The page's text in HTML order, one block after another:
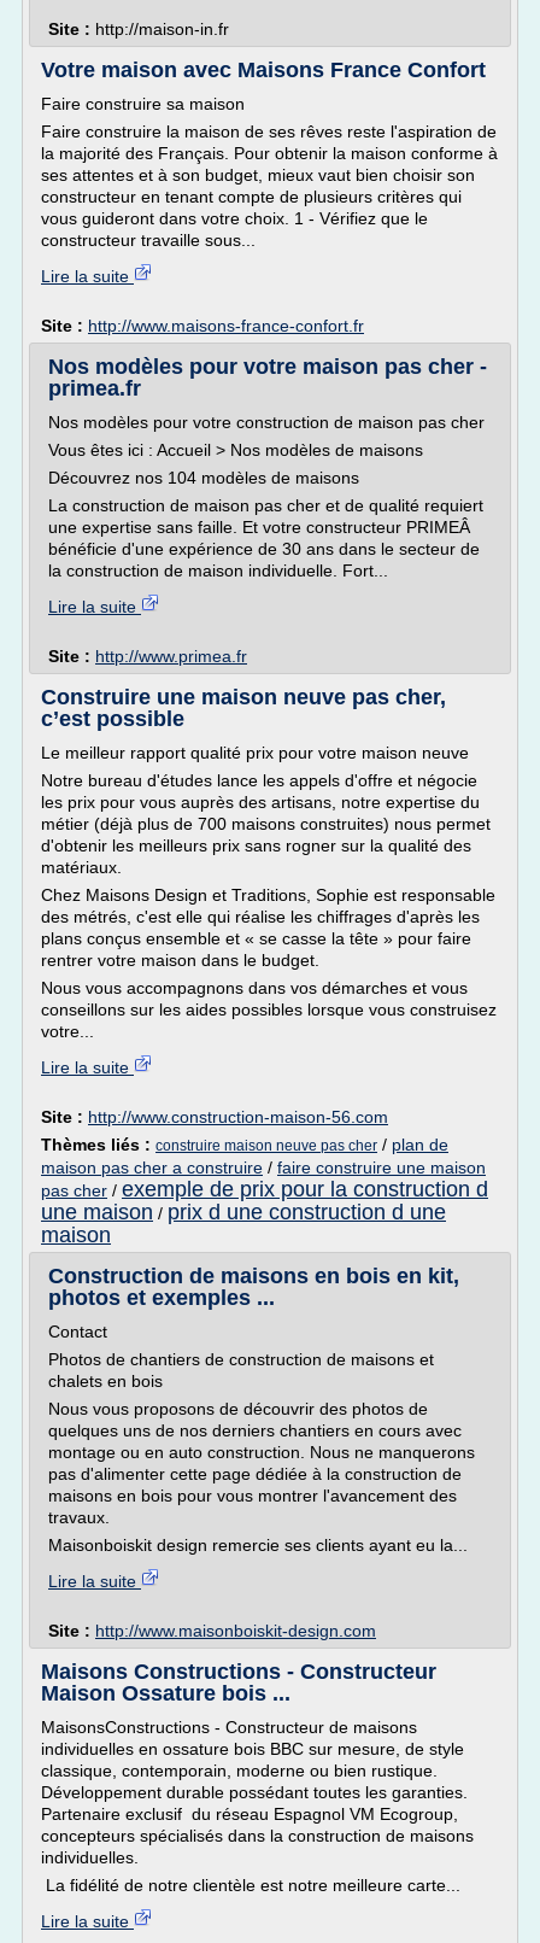
Site : http://maison-in.fr
Votre maison avec Maisons France Confort
Faire construire sa maison
Faire construire la maison de ses rêves reste l'aspiration de
la majorité des Français. Pour obtenir la maison conforme à
ses attentes et à son budget, mieux vaut bien choisir son
constructeur en tenant compte de plusieurs critères qui
vous guideront dans votre choix. 1 - Vérifiez que le
constructeur travaille sous...
Lire la suite
Site : http://www.maisons-france-confort.fr
Nos modèles pour votre maison pas cher -
primea.fr
Nos modèles pour votre construction de maison pas cher
Vous êtes ici : Accueil > Nos modèles de maisons
Découvrez nos 104 modèles de maisons
La construction de maison pas cher et de qualité requiert
une expertise sans faille. Et votre constructeur PRIMEÂ
bénéficie d'une expérience de 30 ans dans le secteur de
la construction de maison individuelle. Fort...
Lire la suite
Site : http://www.primea.fr
Construire une maison neuve pas cher,
c’est possible
Le meilleur rapport qualité prix pour votre maison neuve
Notre bureau d'études lance les appels d'offre et négocie
les prix pour vous auprès des artisans, notre expertise du
métier (déjà plus de 700 maisons construites) nous permet
d'obtenir les meilleurs prix sans rogner sur la qualité des
matériaux.
Chez Maisons Design et Traditions, Sophie est responsable
des métrés, c'est elle qui réalise les chiffrages d'après les
plans conçus ensemble et « se casse la tête » pour faire
rentrer votre maison dans le budget.
Nous vous accompagnons dans vos démarches et vous
conseillons sur les aides possibles lorsque vous construisez
votre...
Lire la suite
Site : http://www.construction-maison-56.com
Thèmes liés : construire maison neuve pas cher / plan de
maison pas cher a construire / faire construire une maison
pas cher / exemple de prix pour la construction d
une maison / prix d une construction d une
maison
Construction de maisons en bois en kit,
photos et exemples ...
Contact
Photos de chantiers de construction de maisons et
chalets en bois
Nous vous proposons de découvrir des photos de
quelques uns de nos derniers chantiers en cours avec
montage ou en auto construction. Nous ne manquerons
pas d'alimenter cette page dédiée à la construction de
maisons en bois pour vous montrer l'avancement des
travaux.
Maisonboiskit design remercie ses clients ayant eu la...
Lire la suite
Site : http://www.maisonboiskit-design.com
Maisons Constructions - Constructeur
Maison Ossature bois ...
MaisonsConstructions - Constructeur de maisons
individuelles en ossature bois BBC sur mesure, de style
classique, contemporain, moderne ou bien rustique.
Développement durable possédant toutes les garanties.
Partenaire exclusif du réseau Espagnol VM Ecogroup,
concepteurs spécialisés dans la construction de maisons
individuelles.
La fidélité de notre clientèle est notre meilleure carte...
Lire la suite